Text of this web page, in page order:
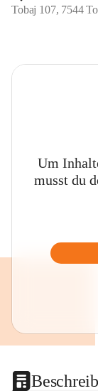
Tobaj 107, 7544
Um
musst du